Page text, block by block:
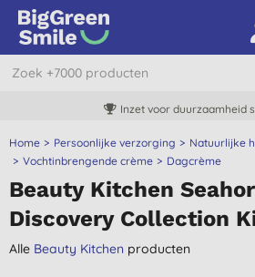
Inzet voor duurzaamheid
Home Persoonlijke verzorging
Natuurlijke
Vochtinbrengende crème
Dagcrème
Beauty Kitchen
Discovery Collection
Alle Beauty Kitchen producten